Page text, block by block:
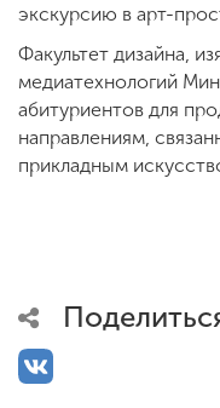
экскурсию в арт-
Факультет дизайна,
медиатехнологий
абитуриентов для
направлениям,
прикладным